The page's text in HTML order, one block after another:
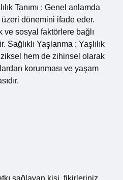
Tanımı : Genel anlamda
üzeri dönemini ifade eder.
sosyal faktörlere bağlı
Yaşlanma : Yaşlılık
hem de zihinsel olarak
korunması ve yaşam
sağlayan kişi, fikirleriniz